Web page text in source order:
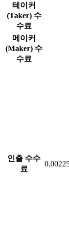
테이커
(Taker) 수
수료
메이커
(Maker) 수
수료
인출 수수
료